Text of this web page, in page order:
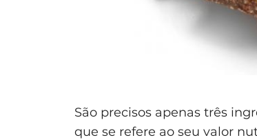
São precisos apenas três
que se refere ao seu valor